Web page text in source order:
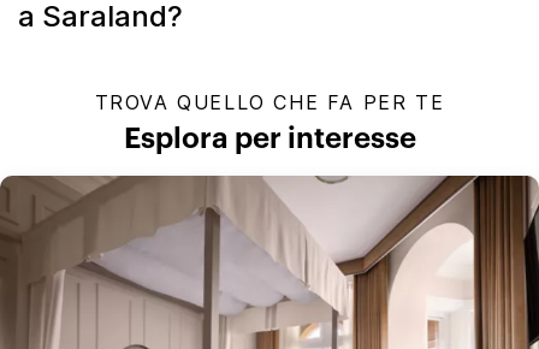
a Saraland?
TROVA QUELLO CHE FA PER TE
Esplora per interesse